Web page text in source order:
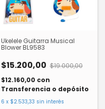
Ukelele Guitarra Musical
Blower BL9583
$15.200,00 $19.000,00
$12.160,00 con
Transferencia o depósito
6 x $2.533,33 sin interés